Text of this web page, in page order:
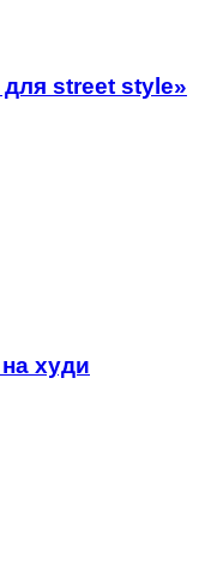
street style»
худи